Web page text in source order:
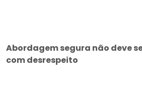
Abordagem segura não deve
com desrespeito